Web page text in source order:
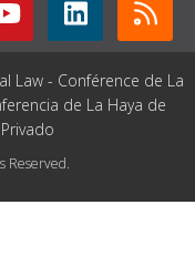
Law - Conférence de La
de La Haya de
Reserved.